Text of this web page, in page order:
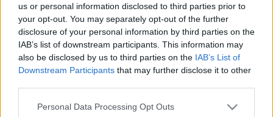
us or personal information disclosed to third parties prior to
your opt-out. You may separately opt-out of the further
disclosure of your personal information by third parties on the
IAB’s list of downstream participants. This information may
also be disclosed by us to third parties on the IAB’s List of
Downstream Participants that may further disclose it to other
Please note that this website/app uses one or more Google
Personal Data Processing Opt Outs
forrás: opera-comique.com
Az árak 5 és 300 euró (1540-92 400 forint) között